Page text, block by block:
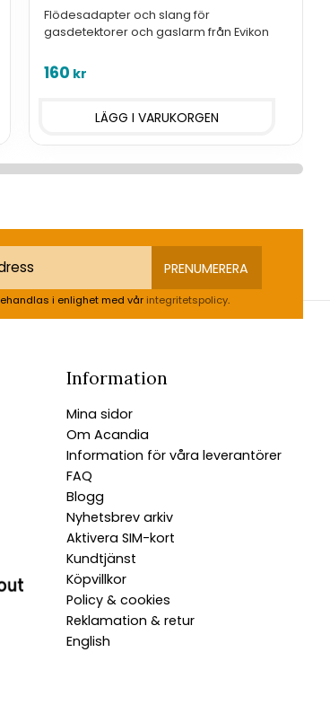
Flödesadapter och slang för
gasdetektorer och gaslarm från Evikon
160 kr
PRENUMERERA
i enlighet med vår integritetspolicy.
Information
Mina sidor
Om Acandia
Information för våra leverantörer
FAQ
Blogg
Nyhetsbrev arkiv
Aktivera SIM-kort
Kundtjänst
Köpvillkor
Policy & cookies
Reklamation & retur
English